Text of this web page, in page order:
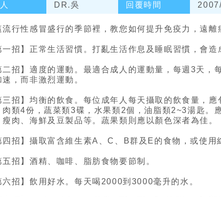
DR.吳 回覆時間
流行性感冒盛行的季節裡，教您如何提升免疫力，遠離
一招】正常生活習慣。打亂生活作息及睡眠習慣，會
二招】適度的運動。最適合成人的運動量，每週3天
速，而非激烈運動。
三招】均衡的飲食。每位成年人每天攝取的飲食量，
肉類4份，蔬菜類3碟，水果類2個，油脂類2~3湯匙。
瘦肉、海鮮及豆製品等。蔬果類則應以顏色深者為佳。
四招】攝取富含維生素A、C、B群及E的食物，或使用
五招】酒精、咖啡、脂肪食物要節制。
六招】飲用好水。每天喝2000到3000毫升的水。